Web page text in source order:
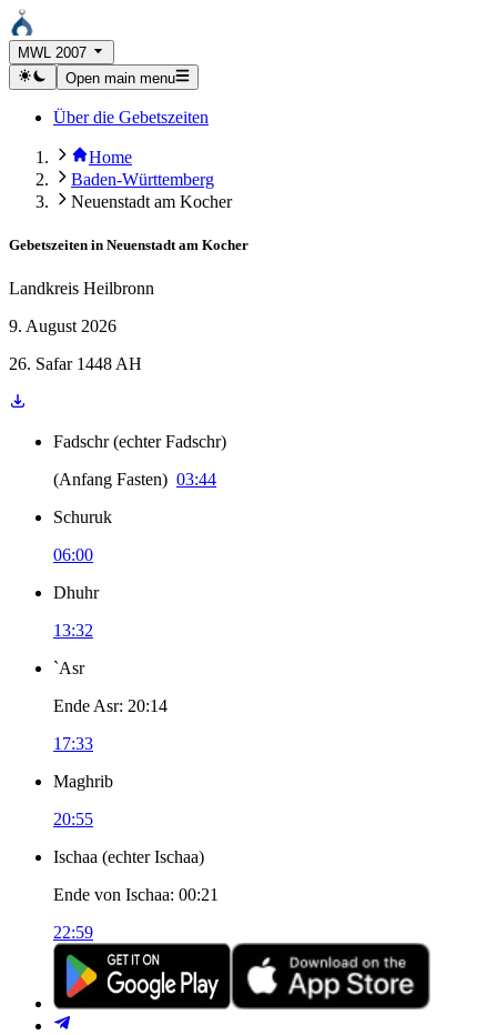
MWL 2007
Open main menu
Über die Gebetszeiten
Home
Baden-Württemberg
Neuenstadt am Kocher
Gebetszeiten in Neuenstadt am Kocher
Landkreis Heilbronn
9. August 2026
26. Safar 1448 AH
Fadschr (echter Fadschr)
(Anfang Fasten) 03:44
Schuruk
06:00
Dhuhr
13:32
`Asr
Ende Asr: 20:14
17:33
Maghrib
20:55
Ischaa (echter Ischaa)
Ende von Ischaa: 00:21
22:59